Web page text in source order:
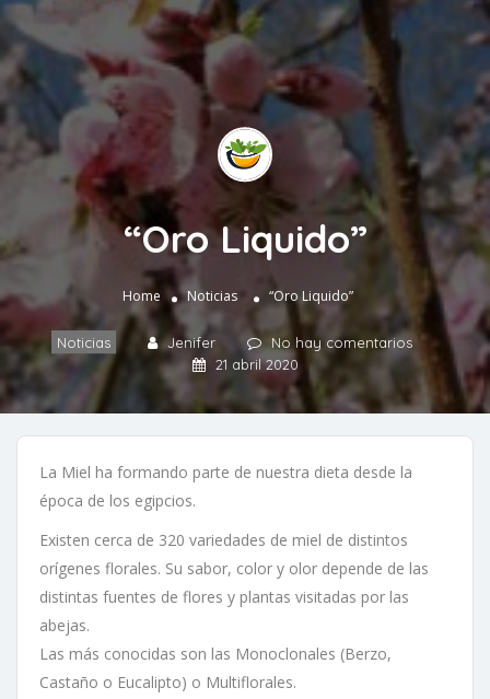
“Oro Liquido”
Home Noticias “Oro Liquido”
Noticias Jenifer
No hay comentarios
21 abril 2020
La Miel ha formando parte de nuestra dieta desde la
época de los egipcios.
Existen cerca de 320 variedades de miel de distintos
orígenes florales. Su sabor, color y olor depende de las
distintas fuentes de flores y plantas visitadas por las
abejas.
Las más conocidas son las Monoclonales (Berzo,
Castaño o Eucalipto) o Multiflorales.